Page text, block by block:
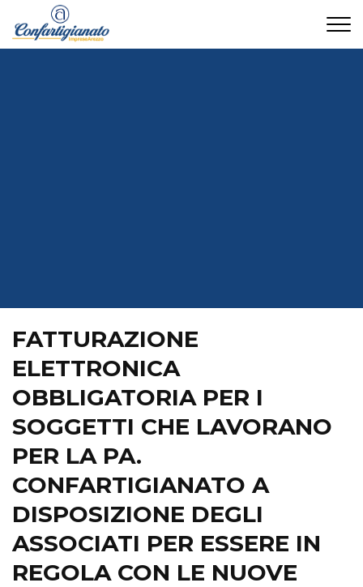
FATTURAZIONE
ELETTRONICA
OBBLIGATORIA PER I
SOGGETTI CHE LAVORANO
PER LA PA.
CONFARTIGIANATO A
DISPOSIZIONE DEGLI
ASSOCIATI PER ESSERE IN
REGOLA CON LE NUOVE